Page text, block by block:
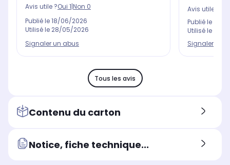
Avis utile ?Oui 1|Non 0
Publié le18/06/2026
Utilisé le 28/05/2026
Signaler un abus
Avis utile ?
Publié le
Utilisé le
Signaler un
Tous les avis
Contenu du carton
Notice, fiche technique...